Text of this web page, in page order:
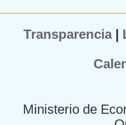
Transparencia|
Ministerio de